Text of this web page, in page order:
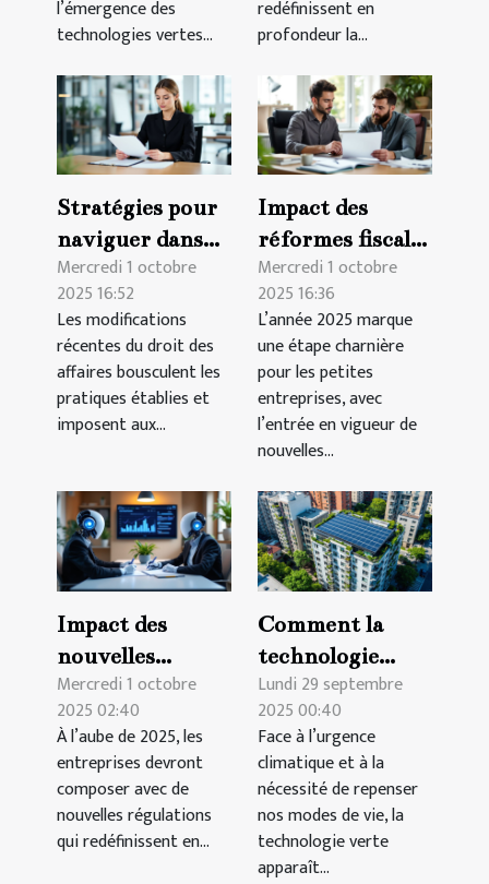
l’émergence des
technologies vertes...
redéfinissent en
profondeur la...
Stratégies pour
naviguer dans
les modifications
récentes du
droit des affaires
Mercredi 1 octobre
2025 16:52
Les modifications
récentes du droit des
affaires bousculent les
pratiques établies et
imposent aux...
Impact des
réformes fiscales
2025 sur les
petites
entreprises
Mercredi 1 octobre
2025 16:36
L’année 2025 marque
une étape charnière
pour les petites
entreprises, avec
l’entrée en vigueur de
nouvelles...
Impact des
nouvelles
régulations sur
les contrats B2B
en 2025
Mercredi 1 octobre
2025 02:40
À l’aube de 2025, les
entreprises devront
composer avec de
nouvelles régulations
qui redéfinissent en...
Comment la
technologie
verte peut
révolutionner
l'immobilier
durable ?
Lundi 29 septembre
2025 00:40
Face à l’urgence
climatique et à la
nécessité de repenser
nos modes de vie, la
technologie verte
apparaît...